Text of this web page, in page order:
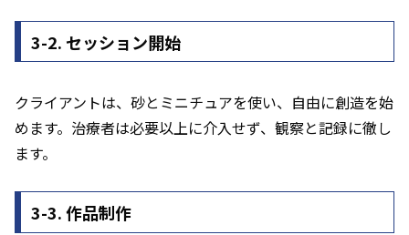
3-2. セッション開始
クライアントは、砂とミニチュアを使い、自由に創造を始
めます。治療者は必要以上に介入せず、観察と記録に徹し
ます。
3-3. 作品制作